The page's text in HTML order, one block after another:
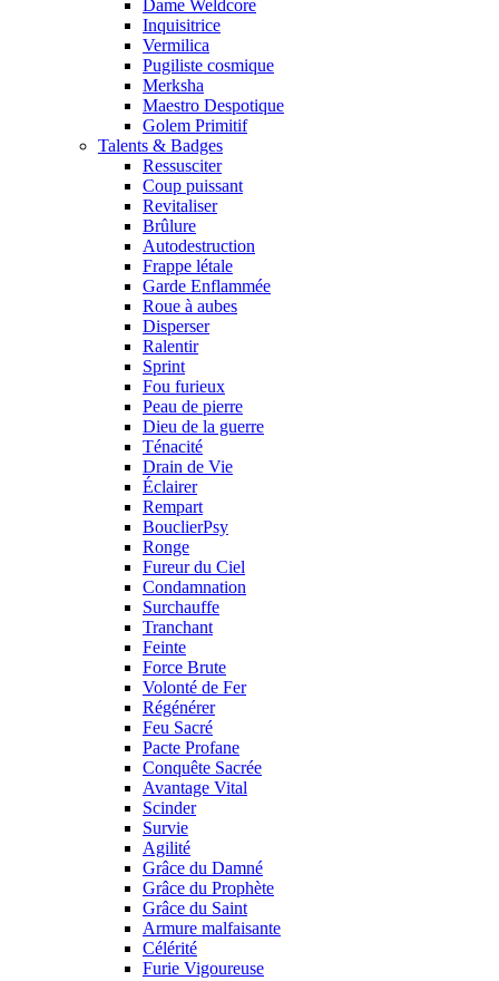
Dame Weldcore
Inquisitrice
Vermilica
Pugiliste cosmique
Merksha
Maestro Despotique
Golem Primitif
Talents & Badges
Ressusciter
Coup puissant
Revitaliser
Brûlure
Autodestruction
Frappe létale
Garde Enflammée
Roue à aubes
Disperser
Ralentir
Sprint
Fou furieux
Peau de pierre
Dieu de la guerre
Ténacité
Drain de Vie
Éclairer
Rempart
BouclierPsy
Ronge
Fureur du Ciel
Condamnation
Surchauffe
Tranchant
Feinte
Force Brute
Volonté de Fer
Régénérer
Feu Sacré
Pacte Profane
Conquête Sacrée
Avantage Vital
Scinder
Survie
Agilité
Grâce du Damné
Grâce du Prophète
Grâce du Saint
Armure malfaisante
Célérité
Furie Vigoureuse